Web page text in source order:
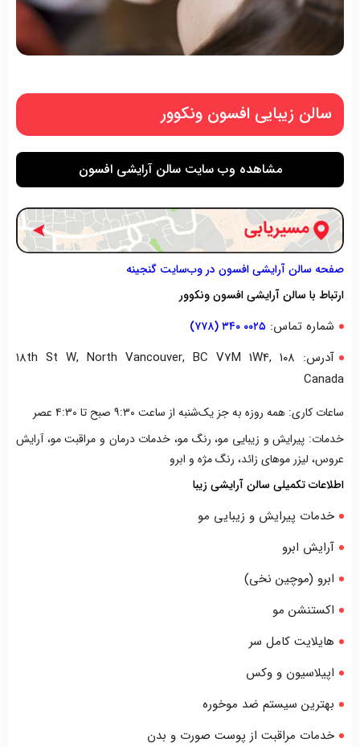
سالن زیبایی افسون ونکوور
مشاهده وب سایت سالن آرایشی افسون
صفحه سالن آرایشی افسون در وب‌سایت گنجینه
ارتباط با سالن آرایشی افسون ونکوور
شماره تماس: ۰۰۲۵ ۳۴۰ (۷۷۸)
آدرس: ۱۰۸ ۱۸th St W, North Vancouver, BC V7M 1W4,
Canada
ساعات کاری: همه روزه به جز یک‌شنبه از ساعت ۹:۳۰ صبح تا ۴:۳۰ عصر
خدمات: پیرایش و زیبایی مو، رنگ مو، خدمات درمان و مراقبت مو، آرایش
عروس، لیزر موهای زائد، رنگ مژه و ابرو
اطلاعات تکمیلی سالن آرایشی زیبا
خدمات پیرایش و زیبایی مو
آرایش ابرو
ابرو (موچین نخی)
اکستنشن مو
هایلایت کامل سر
اپیلاسیون و وکس
بهترین سیستم ضد موخوره
خدمات مراقبت از پوست صورت و بدن